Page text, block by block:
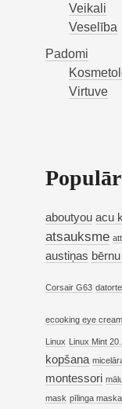
Veikali
Veselība
Padomi
Virtuve
aboutyou acu
atsauksme
austiņas
Corsair G63
ecooking eye cream
Linux Linux Mint
kopšana
montessori
mask pīlinga maska